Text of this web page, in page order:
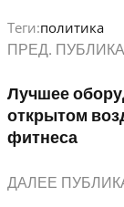
Теги:политика
ПРЕД.
Лучшее
открытом
фитнеса
ДАЛЕЕ